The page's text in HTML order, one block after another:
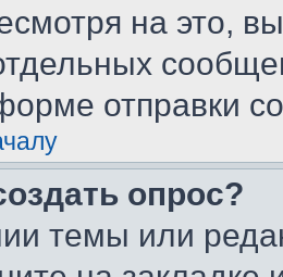
на это,
отправки
опрос?
темы или